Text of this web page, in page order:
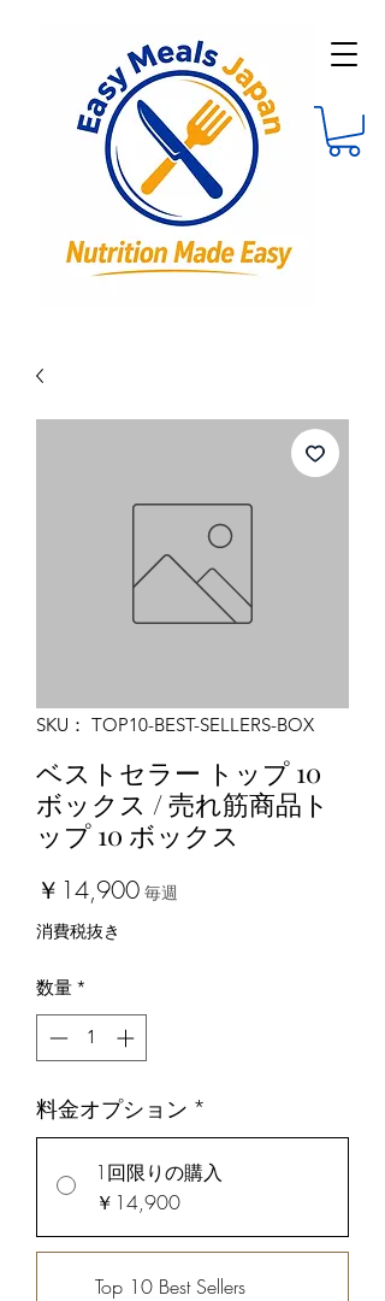
SKU： TOP10-BEST-SELLERS-BOX
ベストセラー トップ 10
ボックス / 売れ筋商品ト
ップ 10 ボックス
￥14,900価
毎週
消費税抜き
数量 *
料金オプション *
1回限りの購入
￥14,900
Top 10 Best Sellers